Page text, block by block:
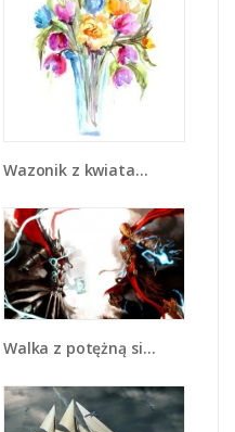
Wazonik z kwiatami - GR446
Walka z potężną siłą - GR207